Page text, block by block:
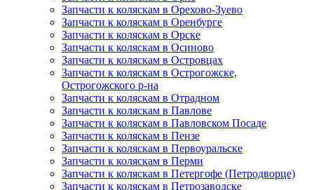
Запчасти к коляскам в Орехово-Зуево
Запчасти к коляскам в Оренбурге
Запчасти к коляскам в Орске
Запчасти к коляскам в Осиново
Запчасти к коляскам в Островцах
Запчасти к коляскам в Острогожске,
Острогожского р-на
Запчасти к коляскам в Отрадном
Запчасти к коляскам в Павлове
Запчасти к коляскам в Павловском Посаде
Запчасти к коляскам в Пензе
Запчасти к коляскам в Первоуральске
Запчасти к коляскам в Перми
Запчасти к коляскам в Петергофе (Петродворце)
Запчасти к коляскам в Петрозаводске